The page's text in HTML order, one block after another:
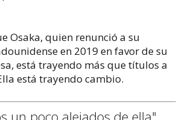
Osaka, quien renunció a su
en 2019 en favor de su
está trayendo más que títulos a
está trayendo cambio.